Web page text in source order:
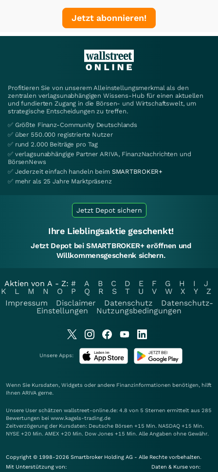
Jetzt abonnieren!
Profitieren Sie von unserem Alleinstellungsmerkmal als den
zentralen verlagsunabhängigen Wissens-Hub für einen aktuellen
und fundierten Zugang in die Börsen- und Wirtschaftswelt, um
strategische Entscheidungen zu treffen.
✅ Größte Finanz-Community Deutschlands
✅ über 550.000 registrierte Nutzer
✅ rund 2.000 Beiträge pro Tag
✅ verlagsunabhängige Partner ARIVA, FinanzNachrichten und
BörsenNews
✅ Jederzeit einfach handeln beim SMARTBROKER+
✅ mehr als 25 Jahre Marktpräsenz
Jetzt Depot sichern
Ihre Lieblingsaktie geschenkt!
Jetzt Depot bei SMARTBROKER+ eröffnen und
Willkommensgeschenk sichern.
Aktien von A - Z: # A B C D E F G H I
J
K
L M N O P Q R S T U V W X Y
Z
Impressum
Disclaimer Datenschutz
Datenschutz-
Einstellungen
Nutzungsbedingungen
Unsere Apps:
Wenn Sie Kursdaten, Widgets oder andere Finanzinformationen benötigen, hilft
Ihnen ARIVA gerne.
Unsere User schätzen wallstreet-online.de: 4.8 von 5 Sternen ermittelt aus 285
Bewertungen bei www.kagels-trading.de
Zeitverzögerung der Kursdaten: Deutsche Börsen +15 Min. NASDAQ +15 Min.
NYSE +20 Min. AMEX +20 Min. Dow Jones +15 Min. Alle Angaben ohne Gewähr.
Copyright © 1998-2026 Smartbroker Holding AG - Alle Rechte vorbehalten.
Mit Unterstützung von:
Daten & Kurse von: